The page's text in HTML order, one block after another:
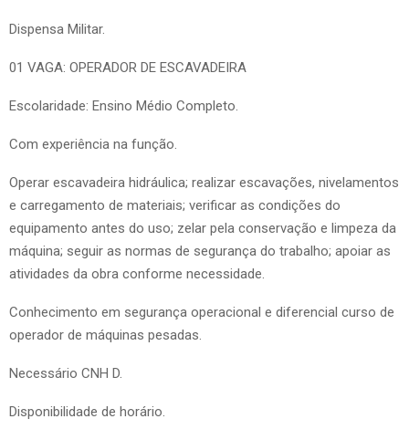
Dispensa Militar.
01 VAGA: OPERADOR DE ESCAVADEIRA
Escolaridade: Ensino Médio Completo.
Com experiência na função.
Operar escavadeira hidráulica; realizar escavações, nivelamentos
e carregamento de materiais; verificar as condições do
equipamento antes do uso; zelar pela conservação e limpeza da
máquina; seguir as normas de segurança do trabalho; apoiar as
atividades da obra conforme necessidade.
Conhecimento em segurança operacional e diferencial curso de
operador de máquinas pesadas.
Necessário CNH D.
Disponibilidade de horário.